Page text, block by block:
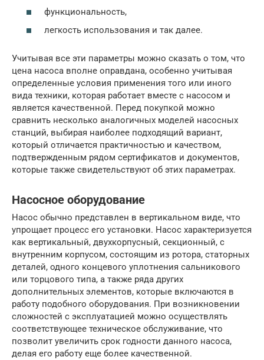
функциональность,
легкость использования и так далее.
Учитывая все эти параметры можно сказать о том, что
цена насоса вполне оправдана, особенно учитывая
определенные условия применения того или иного
вида техники, которая работает вместе с насосом и
является качественной. Перед покупкой можно
сравнить несколько аналогичных моделей насосных
станций, выбирая наиболее подходящий вариант,
который отличается практичностью и качеством,
подтвержденным рядом сертификатов и документов,
которые также свидетельствуют об этих параметрах.
Насосное оборудование
Насос обычно представлен в вертикальном виде, что
упрощает процесс его установки. Насос характеризуется
как вертикальный, двухкорпусный, секционный, с
внутренним корпусом, состоящим из ротора, статорных
деталей, одного концевого уплотнения сальникового
или торцового типа, а также ряда других
дополнительных элементов, которые включаются в
работу подобного оборудования. При возникновении
сложностей с эксплуатацией можно осуществлять
соответствующее техническое обслуживание, что
позволит увеличить срок годности данного насоса,
делая его работу еще более качественной.